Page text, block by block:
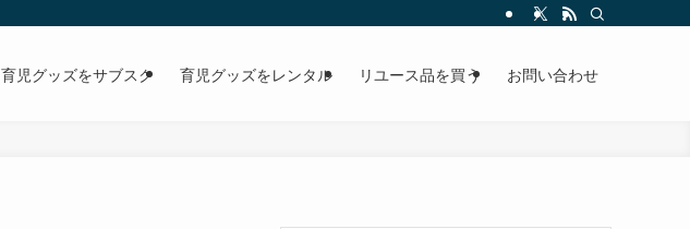
育児グッズをサブスク 育児グッズをレンタル リユース品を買う お問い合わせ